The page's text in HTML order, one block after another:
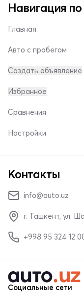
Навигация по
Главная
Авто с пробегом
Создать объявление
Избранное
Сравнения
Настройки
Контакты
info@auto.uz
г. Ташкент, ул.
+998 95 324 12
Социальные сети